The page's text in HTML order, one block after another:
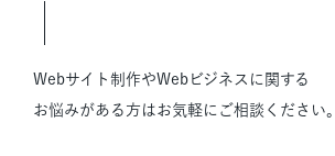
Webサイト制作やWebビジネスに関する
お悩みがある方はお気軽にご相談ください。